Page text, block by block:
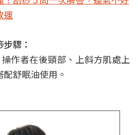
運
驟：
作者在後頸部、上斜方肌處上
舒眠油使用。